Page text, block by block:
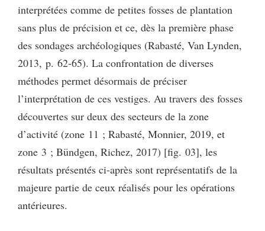
interprétées comme de petites fosses de plantation
sans plus de précision et ce, dès la première phase
des sondages archéologiques (Rabasté, Van Lynden,
2013, p. 62-65). La confrontation de diverses
méthodes permet désormais de préciser
l’interprétation de ces vestiges. Au travers des fosses
découvertes sur deux des secteurs de la zone
d’activité (zone 11 ; Rabasté, Monnier, 2019, et
zone 3 ; Bündgen, Richez, 2017) [fig. 03], les
résultats présentés ci-après sont représentatifs de la
majeure partie de ceux réalisés pour les opérations
antérieures.